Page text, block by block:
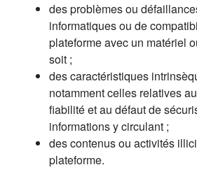
des problèmes ou
informatiques ou de
plateforme avec un matériel
soit ;
des caractéristiques
notamment celles relatives
fiabilité et au défaut de
informations y circulant ;
des contenus ou activités
plateforme.